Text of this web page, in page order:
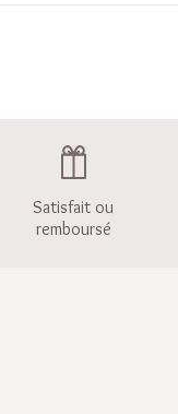
Satisfait ou
remboursé